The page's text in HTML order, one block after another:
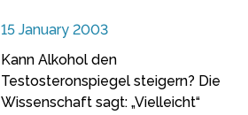
15 January 2003
Kann Alkohol den
Testosteronspiegel steigern? Die
Wissenschaft sagt: „Vielleicht“